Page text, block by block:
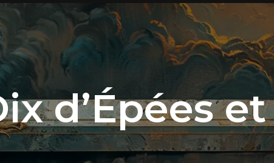
d’Épées